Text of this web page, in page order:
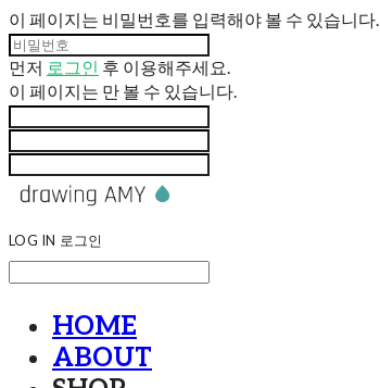
이 페이지는 비밀번호를 입력해야 볼 수 있습니다.
먼저 로그인 후 이용해주세요.
이 페이지는 만 볼 수 있습니다.
LOG IN 로그인
HOME
ABOUT